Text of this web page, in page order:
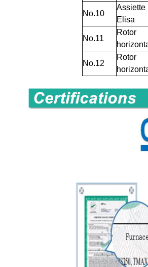
No.10
Assiette
Elisa
No.11
Rotor
No.12
Rotor